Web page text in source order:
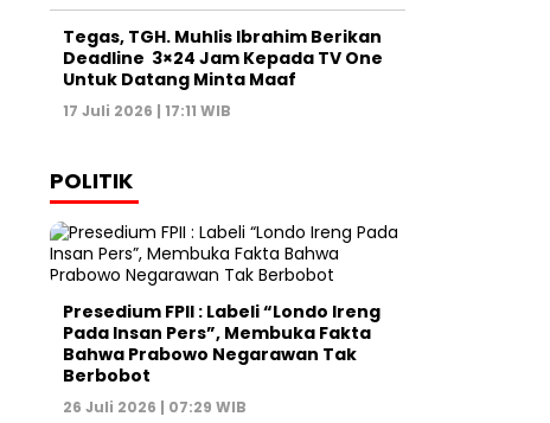
Tegas, TGH. Muhlis Ibrahim Berikan
Deadline 3×24 Jam Kepada TV One
Untuk Datang Minta Maaf
17 Juli 2026 | 17:11 WIB
POLITIK
Presedium FPII : Labeli “Londo Ireng
Pada Insan Pers”, Membuka Fakta
Bahwa Prabowo Negarawan Tak
Berbobot
26 Juli 2026 | 07:29 WIB